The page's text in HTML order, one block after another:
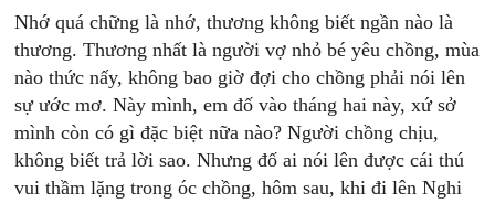
Nhớ quá chững là nhớ, thương không biết ngần nào là
thương. Thương nhất là người vợ nhỏ bé yêu chồng, mùa
nào thức nấy, không bao giờ đợi cho chồng phải nói lên
sự ước mơ. Này mình, em đố vào tháng hai này, xứ sở
mình còn có gì đặc biệt nữa nào? Người chồng chịu,
không biết trả lời sao. Nhưng đố ai nói lên được cái thú
vui thầm lặng trong óc chồng, hôm sau, khi đi lên Nghi